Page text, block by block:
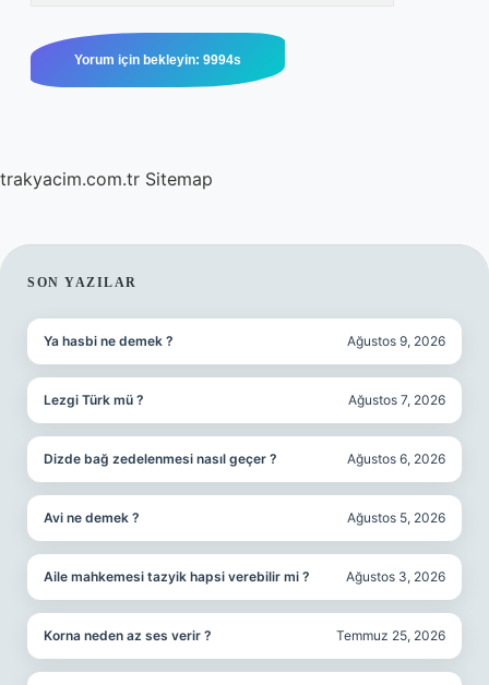
trakyacim.com.tr Sitemap
SIDEBAR
SON YAZILAR
Ya hasbi ne demek ? Ağustos 9, 2026
Lezgi Türk mü ? Ağustos 7, 2026
Dizde bağ zedelenmesi nasıl geçer ? Ağustos 6, 2026
Avi ne demek ? Ağustos 5, 2026
Aile mahkemesi tazyik hapsi verebilir mi ? Ağustos 3, 2026
Korna neden az ses verir ? Temmuz 25, 2026